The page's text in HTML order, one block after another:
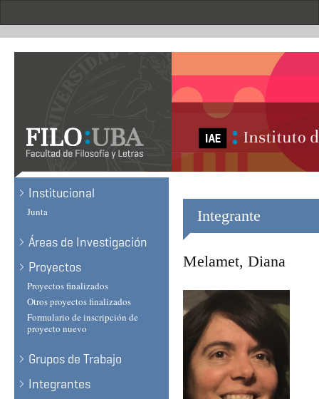
Institucional
Junta
Áreas de Investigación
Proyectos
Proyectos finalizados
Otros proyectos finalizados
Formulario de inscripción de
proyecto nuevo
Grupos de Trabajo
Integrantes
Integrante
Melamet, Diana